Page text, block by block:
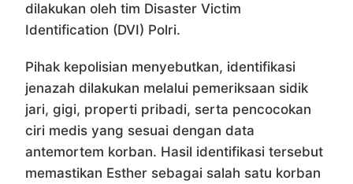
dilakukan oleh tim Disaster Victim
Identification (DVI) Polri.
Pihak kepolisian menyebutkan, identifikasi
jenazah dilakukan melalui pemeriksaan sidik
jari, gigi, properti pribadi, serta pencocokan
ciri medis yang sesuai dengan data
antemortem korban. Hasil identifikasi tersebut
memastikan Esther sebagai salah satu korban